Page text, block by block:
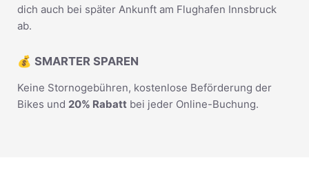
dich auch bei später Ankunft am Flughafen Innsbruck
ab.
💰 SMARTER SPAREN
Keine Stornogebühren, kostenlose Beförderung der
Bikes und 20% Rabatt bei jeder Online-Buchung.